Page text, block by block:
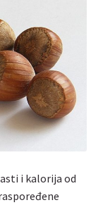
i kalorija od